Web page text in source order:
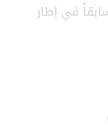
في إطار